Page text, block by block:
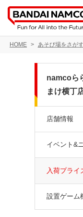
HOME あそび場をさがす
namcoら
まけ横丁
店舗情報
イベント&
入荷プライ
設置ゲーム